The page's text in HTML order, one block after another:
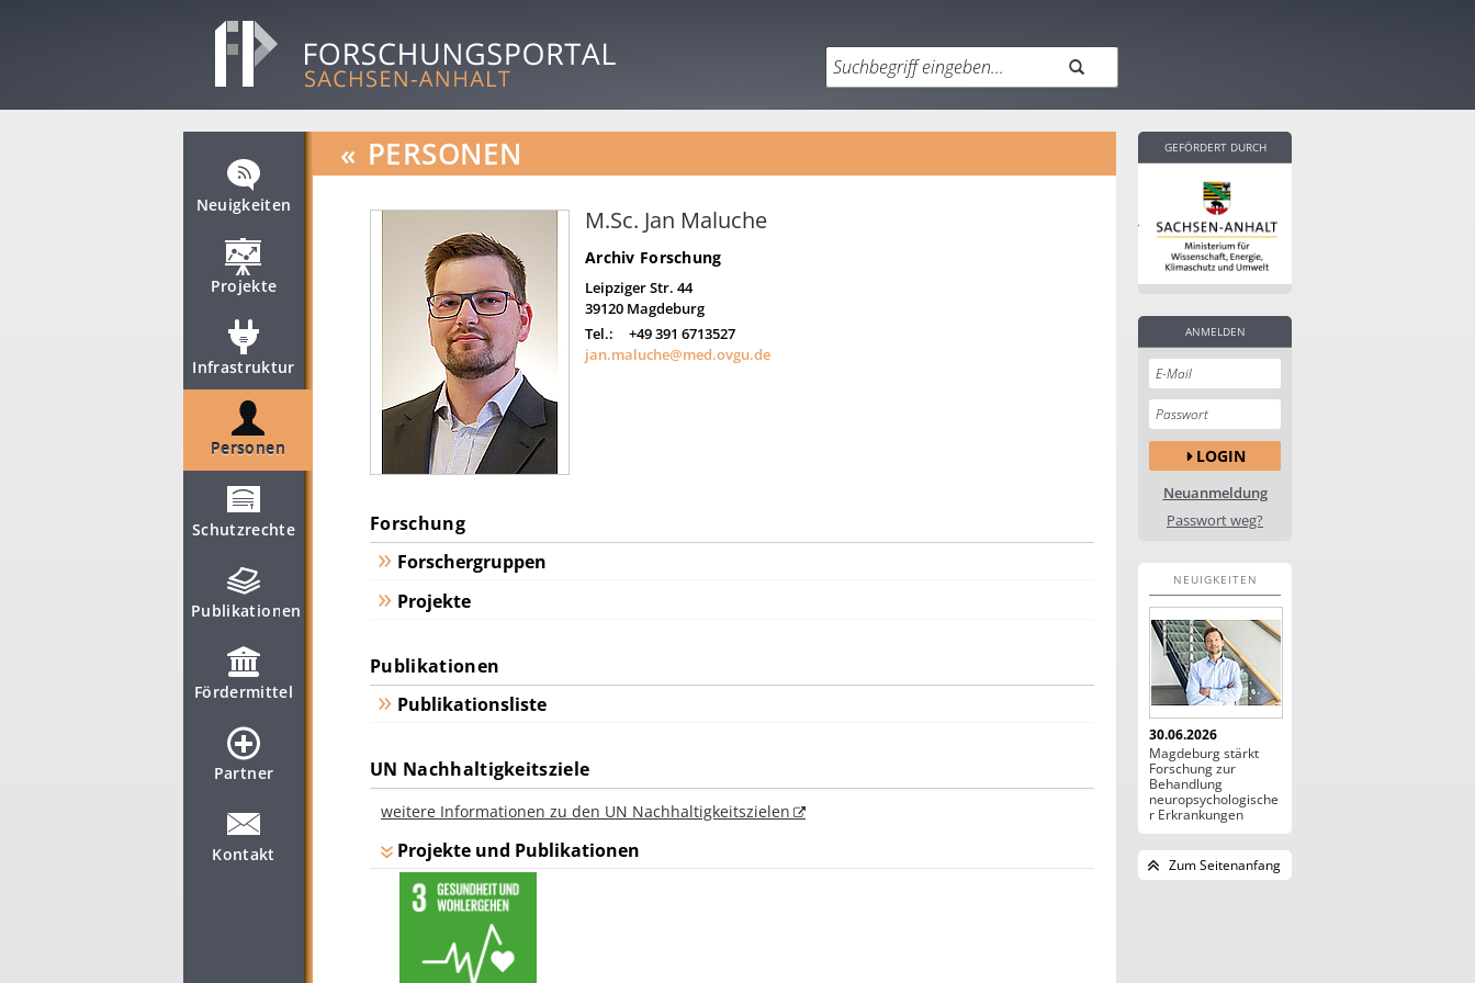
Neuigkeiten
Projekte
Infrastruktur
Personen
Schutzrechte
Publikationen
Fördermittel
Partner
Kontakt
« PERSONEN
M.Sc. Jan Maluche
Archiv Forschung
Leipziger Str. 44
39120 Magdeburg
Tel.:
+49 391 6713527
jan.maluche@med.ovgu.de
Forschung
Forschergruppen
Projekte
Publikationen
Publikationsliste
UN Nachhaltigkeitsziele
weitere Informationen zu den UN Nachhaltigkeitszielen
Projekte und Publikationen
GEFÖRDERT DURCH
ANMELDEN
LOGIN
Neuanmeldung
Passwort weg?
NEUIGKEITEN
30.06.2026
Magdeburg stärkt
Forschung zur
Behandlung
neuropsychologische
r Erkrankungen
Zum Seitenanfang